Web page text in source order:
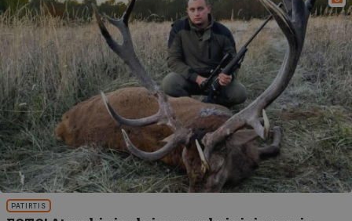
PATIRTIS